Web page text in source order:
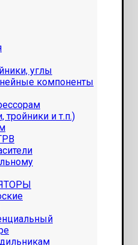
углы
компоненты
тройники и т.п.)